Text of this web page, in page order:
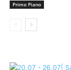
Primo Piano